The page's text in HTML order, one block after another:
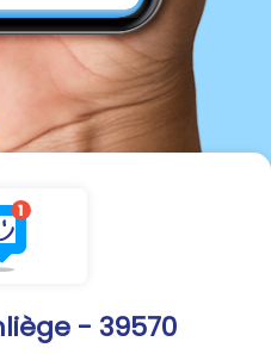
- 39570
à venir je
pas une
( comme
Vous en
dimanche.
Karine